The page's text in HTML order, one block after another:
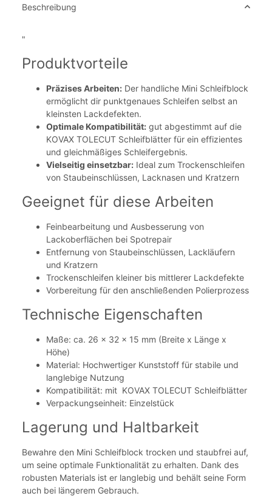
Beschreibung
"
Produktvorteile
Präzises Arbeiten: Der handliche Mini Schleifblock
ermöglicht dir punktgenaues Schleifen selbst an
kleinsten Lackdefekten.
Optimale Kompatibilität: gut abgestimmt auf die
KOVAX TOLECUT Schleifblätter für ein effizientes
und gleichmäßiges Schleifergebnis.
Vielseitig einsetzbar: Ideal zum Trockenschleifen
von Staubeinschlüssen, Lacknasen und Kratzern
Geeignet für diese Arbeiten
Feinbearbeitung und Ausbesserung von
Lackoberflächen bei Spotrepair
Entfernung von Staubeinschlüssen, Lackläufern
und Kratzern
Trockenschleifen kleiner bis mittlerer Lackdefekte
Vorbereitung für den anschließenden Polierprozess
Technische Eigenschaften
Maße: ca. 26 x 32 x 15 mm (Breite x Länge x
Höhe)
Material: Hochwertiger Kunststoff für stabile und
langlebige Nutzung
Kompatibilität: mit KOVAX TOLECUT Schleifblätter
Verpackungseinheit: Einzelstück
Lagerung und Haltbarkeit
Bewahre den Mini Schleifblock trocken und staubfrei auf,
um seine optimale Funktionalität zu erhalten. Dank des
robusten Materials ist er langlebig und behält seine Form
auch bei längerem Gebrauch.